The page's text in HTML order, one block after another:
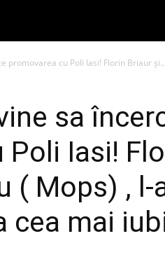
promovarea cu Poli Iasi! Florin Briaur și...
sa
Poli Iasi!
( Mops) ,
cea mai